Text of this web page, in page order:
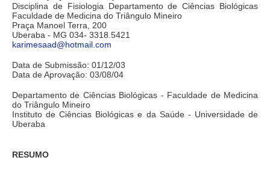
Disciplina de Fisiologia Departamento de Ciências Biológicas
Faculdade de Medicina do Triângulo Mineiro
Praça Manoel Terra, 200
Uberaba - MG 034- 3318.5421
karimesaad@hotmail.com
Data de Submissão: 01/12/03
Data de Aprovação: 03/08/04
Departamento de Ciências Biológicas - Faculdade de Medicina
do Triângulo Mineiro
Instituto de Ciências Biológicas e da Saúde - Universidade de
Uberaba
RESUMO